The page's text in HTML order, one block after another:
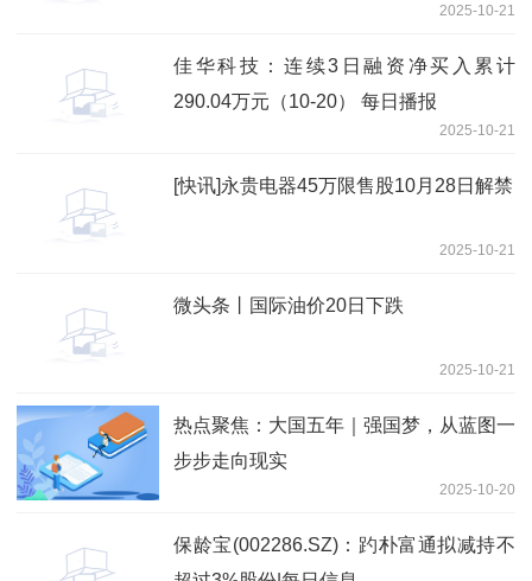
2025-10-21
佳华科技：连续3日融资净买入累计
290.04万元（10-20） 每日播报
2025-10-21
[快讯]永贵电器45万限售股10月28日解禁
2025-10-21
微头条丨国际油价20日下跌
2025-10-21
热点聚焦：大国五年｜强国梦，从蓝图一
步步走向现实
2025-10-20
保龄宝(002286.SZ)：趵朴富通拟减持不